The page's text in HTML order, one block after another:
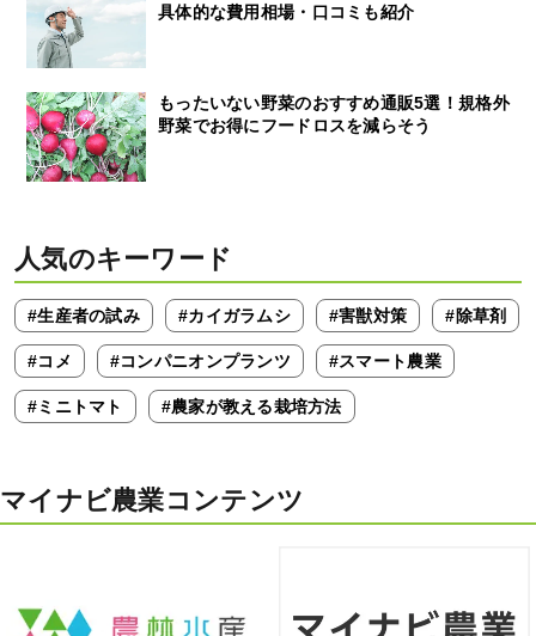
具体的な費用相場・口コミも紹介
もったいない野菜のおすすめ通販5選！規格外
野菜でお得にフードロスを減らそう
人気のキーワード
#生産者の試み #カイガラムシ #害獣対策 #除草剤
#コメ #コンパニオンプランツ #スマート農業
#ミニトマト #農家が教える栽培方法
マイナビ農業コンテンツ